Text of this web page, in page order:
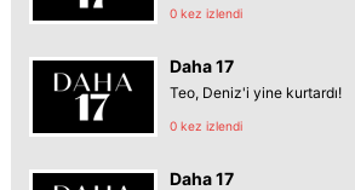
0 kez izlendi
Daha 17
Teo, Deniz'i yine kurtardı!
0 kez izlendi
Daha 17